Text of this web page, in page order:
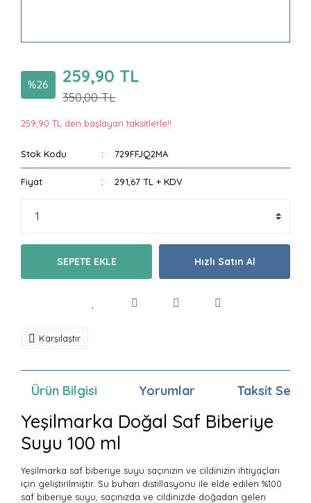
%26 259,90 TL
350,00 TL
259,90 TL den başlayan taksitlerle!!
Stok Kodu 729FFJQ2MA
Fiyat 291,67 TL + KDV
SEPETE EKLE Hızlı Satın Al
Karşılaştır
Ürün Bilgisi Yorumlar Taksit
Yeşilmarka Doğal Saf Biberiye
Suyu 100 ml
Yeşilmarka saf biberiye suyu saçınızın ve cildinizin ihtiyaçları
için geliştirilmiştir. Su buharı distillasyonu ile elde edilen %100
saf biberiye suyu, saçınızda ve cildinizde doğadan gelen